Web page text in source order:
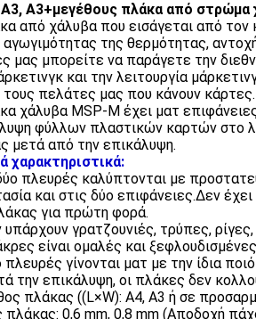
Α3+μεγέθους πλάκα από στρώμα
από χάλυβα που εισάγεται από
αγωγιμότητας της θερμότητας,
μας μπορείτε να παράγετε την
και την λειτουργία
τους πελάτες μας που κάνουν κάρτες.
χάλυβα MSP-M έχει ματ
φύλλων πλαστικών καρτών στο
μετά από την επικάλυψη.
χαρακτηριστικά:
πλευρές καλύπτονται με
και στις δύο επιφάνειες.Δεν
για πρώτη φορά.
γρατζουνιές, τρύπες,
είναι ομαλές και
γίνονται ματ με την ίδια
την επικάλυψη, οι πλάκες δεν
πλάκας ((L×W): A4, A3 ή σε
πλάκας: 0,6 mm, 0,8 mm (Αποδοχή